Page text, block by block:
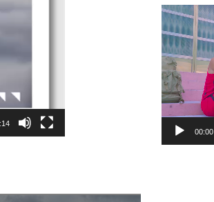
視
訊
播
放
器
00:00